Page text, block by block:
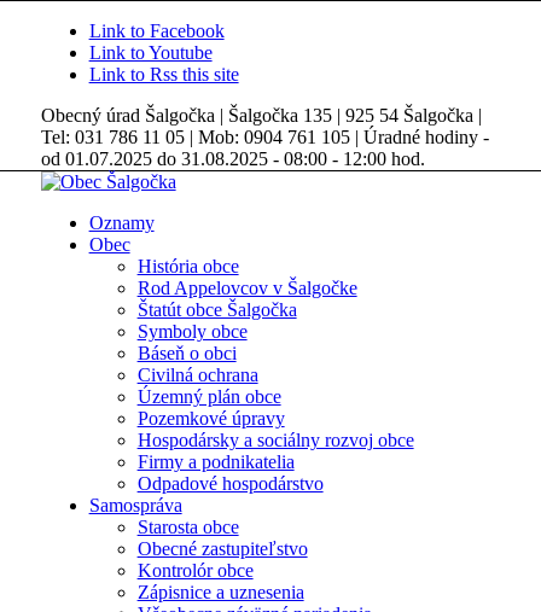
Link to Facebook
Link to Youtube
Link to Rss this site
Obecný úrad Šalgočka | Šalgočka 135 | 925 54 Šalgočka |
Tel: 031 786 11 05 | Mob: 0904 761 105 | Úradné hodiny -
od 01.07.2025 do 31.08.2025 - 08:00 - 12:00 hod.
Oznamy
Obec
História obce
Rod Appelovcov v Šalgočke
Štatút obce Šalgočka
Symboly obce
Báseň o obci
Civilná ochrana
Územný plán obce
Pozemkové úpravy
Hospodársky a sociálny rozvoj obce
Firmy a podnikatelia
Odpadové hospodárstvo
Samospráva
Starosta obce
Obecné zastupiteľstvo
Kontrolór obce
Zápisnice a uznesenia